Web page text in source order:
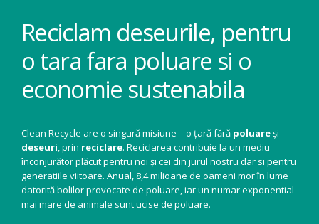
Reciclam deseurile, pentru
o tara fara poluare si o
economie sustenabila
Clean Recycle are o singură misiune – o țară fără poluareși
deseuri, prin reciclare. Reciclarea contribuie la un mediu
înconjurător plăcut pentru noi și cei din jurul nostru dar si pentru
generatiile viitoare. Anual, 8,4 milioane de oameni mor în lume
datorită bolilor provocate de poluare, iar un numar exponential
mai mare de animale sunt ucise de poluare.